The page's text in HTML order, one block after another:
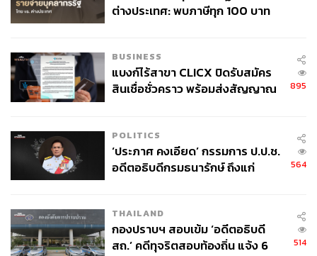
ต่างประเทศ: พบภาษีทุก 100 บาท
BUSINESS
แบงก์ไร้สาขา CLICX ปิดรับสมัคร
สินเชื่อชั่วคราว พร้อมส่งสัญญาณ
895
POLITICS
‘ประภาศ คงเอียด’ กรรมการ ป.ป.ช.
อดีตอธิบดีกรมธนารักษ์ ถึงแก่
564
THAILAND
กองปราบฯ สอบเข้ม ‘อดีตอธิบดี
สถ.’ คดีทุจริตสอบท้องถิ่น แจ้ง 6
514